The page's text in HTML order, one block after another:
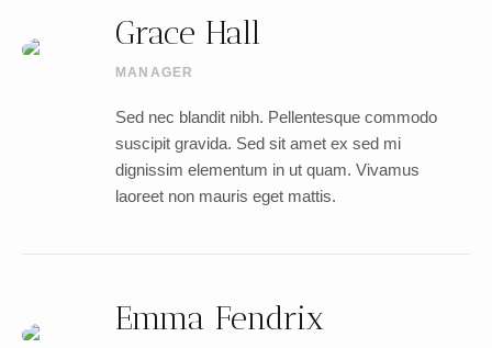
Grace Hall
MANAGER
Sed nec blandit nibh. Pellentesque commodo
suscipit gravida. Sed sit amet ex sed mi
dignissim elementum in ut quam. Vivamus
laoreet non mauris eget mattis.
Emma Fendrix